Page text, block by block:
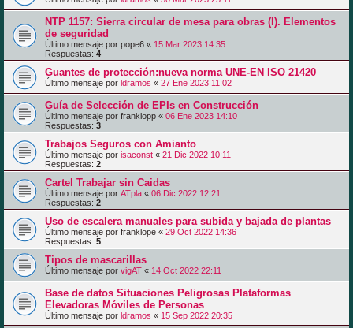
NTP 1157: Sierra circular de mesa para obras (I). Elementos
de seguridad
Último mensaje por pope6 « 15 Mar 2023 14:35
Respuestas: 4
Guantes de protección:nueva norma UNE-EN ISO 21420
Último mensaje por ldramos « 27 Ene 2023 11:02
Guía de Selección de EPIs en Construcción
Último mensaje por franklopp « 06 Ene 2023 14:10
Respuestas: 3
Trabajos Seguros con Amianto
Último mensaje por isaconst « 21 Dic 2022 10:11
Respuestas: 2
Cartel Trabajar sin Caidas
Último mensaje por ATpla « 06 Dic 2022 12:21
Respuestas: 2
Uso de escalera manuales para subida y bajada de plantas
Último mensaje por franklope « 29 Oct 2022 14:36
Respuestas: 5
Tipos de mascarillas
Último mensaje por vigAT « 14 Oct 2022 22:11
Base de datos Situaciones Peligrosas Plataformas
Elevadoras Móviles de Personas
Último mensaje por ldramos « 15 Sep 2022 20:35